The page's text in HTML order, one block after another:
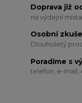
Doprava již
na výdejní místa
Osobní
Dlouholetý
Poradíme s
telefon, e-mail,